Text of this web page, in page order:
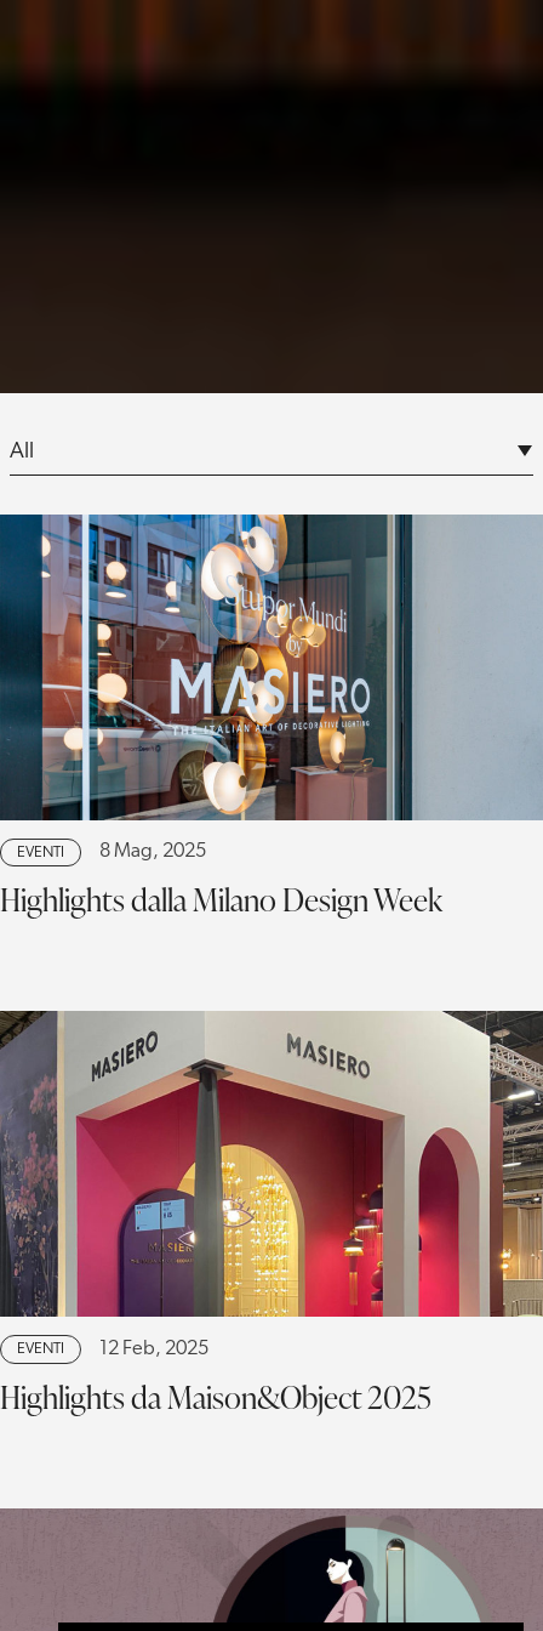
EVENTI 8 Mag, 2025
Highlights dalla Milano Design Week
EVENTI 12 Feb, 2025
Highlights da Maison&Object 2025